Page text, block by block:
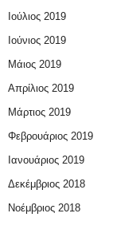
Ιούλιος 2019
Ιούνιος 2019
Μάιος 2019
Απρίλιος 2019
Μάρτιος 2019
Φεβρουάριος 2019
Ιανουάριος 2019
Δεκέμβριος 2018
Νοέμβριος 2018